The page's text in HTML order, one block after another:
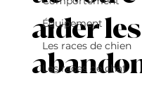
Équipement
Les races de chien
Les races de chat
aider